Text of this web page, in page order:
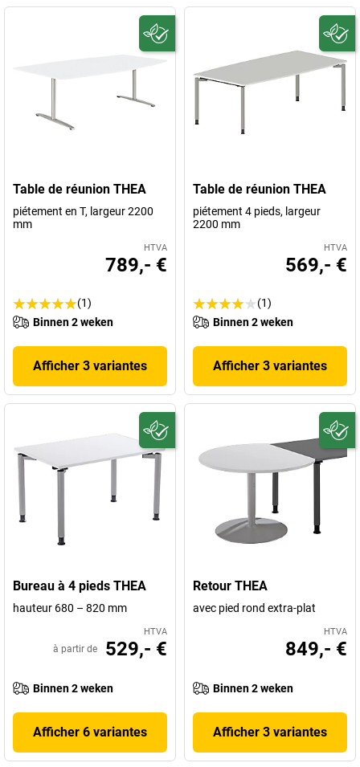
Table de réunion THEA
piétement en T, largeur 2200
mm
HTVA
789,- €
(1)
Binnen 2 weken
Afficher 3 variantes
Table de réunion THEA
piétement 4 pieds, largeur
2200 mm
HTVA
569,- €
(1)
Binnen 2 weken
Afficher 3 variantes
Bureau à 4 pieds THEA
hauteur 680 – 820 mm
HTVA
à partir de 529,- €
Binnen 2 weken
Afficher 6 variantes
Retour THEA
avec pied rond extra-plat
HTVA
849,- €
Binnen 2 weken
Afficher 3 variantes